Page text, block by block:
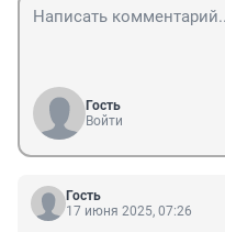
Гость
Войти
Гость
17 июня 2025, 07:26